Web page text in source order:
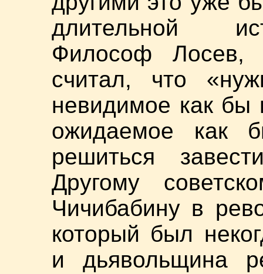
длительной
Философ Лосев,
считал, что
невидимое как
ожидаемое как
решиться
Другому
Чичибабину в
который был
и дьявольщина